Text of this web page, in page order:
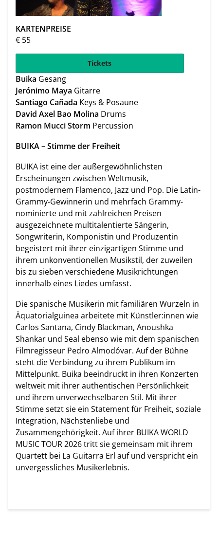
KARTENPREISE
€ 55
Tickets
Buika Gesang
Jerónimo Maya Gitarre
Santiago Cañada Keys & Posaune
David Axel Bao Molina Drums
Ramon Mucci Storm Percussion
BUIKA – Stimme der Freiheit
BUIKA ist eine der außergewöhnlichsten
Erscheinungen zwischen Weltmusik,
postmodernem Flamenco, Jazz und Pop. Die Latin-
Grammy-Gewinnerin und mehrfach Grammy-
nominierte und mit zahlreichen Preisen
ausgezeichnete multitalentierte Sängerin,
Songwriterin, Komponistin und Produzentin
begeistert mit ihrer einzigartigen Stimme und
ihrem unkonventionellen Musikstil, der zuweilen
bis zu sieben verschiedene Musikrichtungen
innerhalb eines Liedes umfasst.
Die spanische Musikerin mit familiären Wurzeln in
Äquatorialguinea arbeitete mit Künstler:innen wie
Carlos Santana, Cindy Blackman, Anoushka
Shankar und Seal ebenso wie mit dem spanischen
Filmregisseur Pedro Almodóvar. Auf der Bühne
steht die Verbindung zu ihrem Publikum im
Mittelpunkt. Buika beeindruckt in ihren Konzerten
weltweit mit ihrer authentischen Persönlichkeit
und ihrem unverwechselbaren Stil. Mit ihrer
Stimme setzt sie ein Statement für Freiheit, soziale
Integration, Nächstenliebe und
Zusammengehörigkeit. Auf ihrer BUIKA WORLD
MUSIC TOUR 2026 tritt sie gemeinsam mit ihrem
Quartett bei La Guitarra Erl auf und verspricht ein
unvergessliches Musikerlebnis.